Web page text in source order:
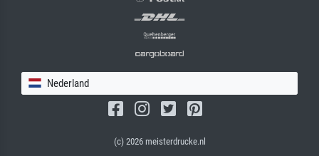
Nederland
(c) 2026 meisterdrucke.nl